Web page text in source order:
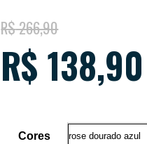
R$266,90
R$ 138,90
Cores